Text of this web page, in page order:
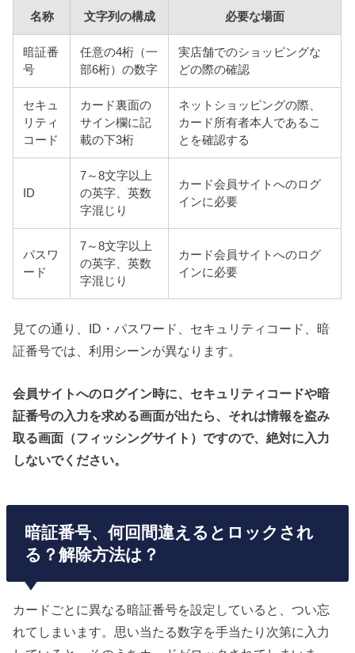
名称 文字列の構成 必要な場面
暗証番
号
任意の4桁（一
部6桁）の数字
実店舗でのショッピングな
どの際の確認
セキュ
リティ
コード
カード裏面の
サイン欄に記
載の下3桁
ネットショッピングの際、
カード所有者本人であるこ
とを確認する
ID
7～8文字以上
の英字、英数
字混じり
カード会員サイトへのログ
インに必要
パスワ
ード
7～8文字以上
の英字、英数
字混じり
カード会員サイトへのログ
インに必要
見ての通り、ID・パスワード、セキュリティコード、暗
証番号では、利用シーンが異なります。
会員サイトへのログイン時に、セキュリティコードや暗
証番号の入力を求める画面が出たら、それは情報を盗み
取る画面（フィッシングサイト）ですので、絶対に入力
しないでください。
暗証番号、何回間違えるとロックされ
る？解除方法は？
カードごとに異なる暗証番号を設定していると、つい忘
れてしまいます。思い当たる数字を手当たり次第に入力